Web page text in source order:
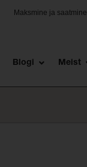
Maksmine ja saatmine
Blogi Meist